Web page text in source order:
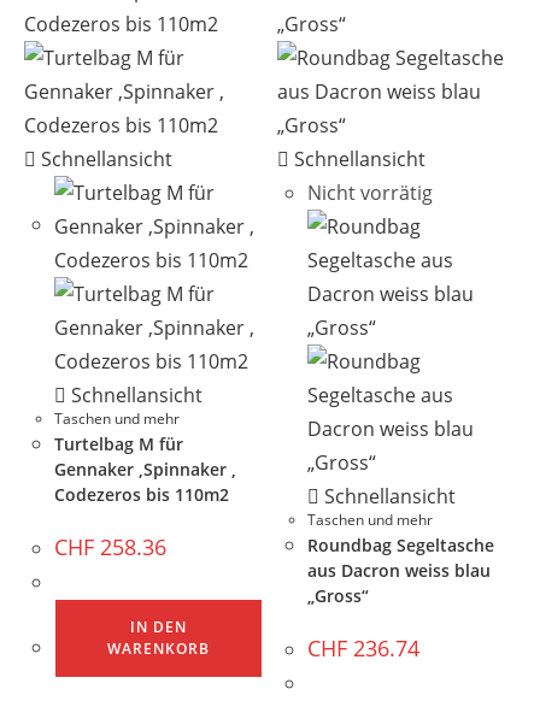
Schnellansicht
Schnellansicht
Taschen und mehr
Turtelbag M für
Gennaker ,Spinnaker ,
Codezeros bis 110m2
CHF 258.36
IN DEN
WARENKORB
Schnellansicht
Nicht vorrätig
Schnellansicht
Taschen und mehr
Roundbag Segeltasche
aus Dacron weiss blau
„Gross“
CHF 236.74